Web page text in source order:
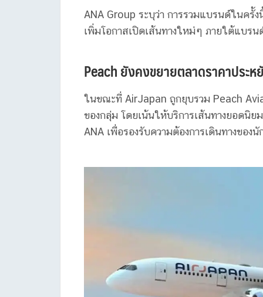
ANA Group ระบุว่า การรวมแบรนด์ในครั้
เพิ่มโอกาสเปิดเส้นทางใหม่ๆ ภายใต้แบร
Peach ยังคงขยายตลาดราคาประห
ในขณะที่ AirJapan ถูกยุบรวม Peach
ของกลุ่ม โดยเน้นให้บริการเส้นทางยอดนิย
ANA เพื่อรองรับความต้องการเดินทางของ